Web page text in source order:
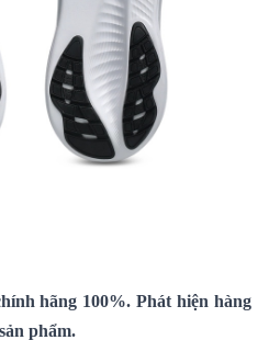
hãng 100%. Phát hiện hàng
phẩm.